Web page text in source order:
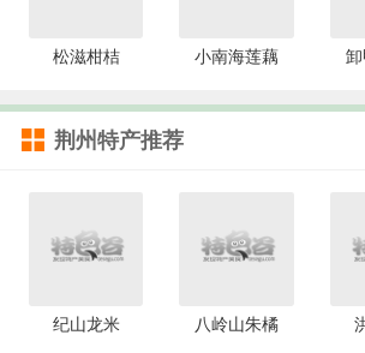
松滋柑桔 小南海莲藕
荆州特产推荐
纪山龙米 八岭山朱橘